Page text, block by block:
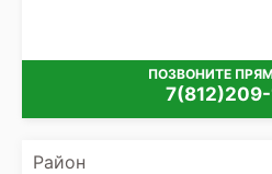
ПОЗВОНИТЕ
Район